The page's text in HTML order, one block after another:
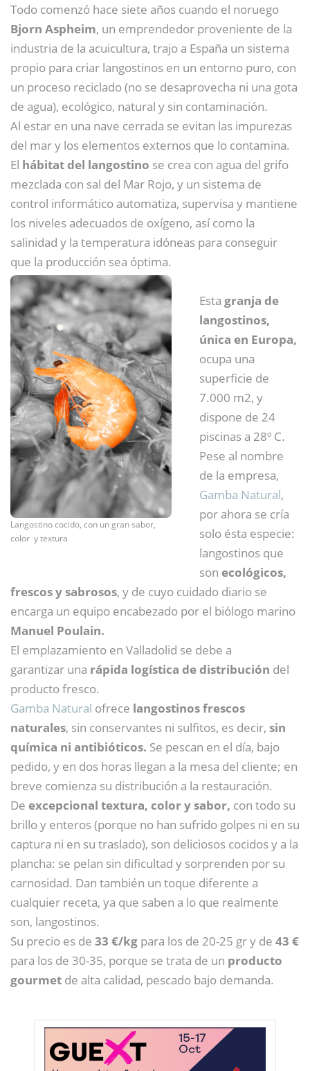
Todo comenzó hace siete años cuando el noruego
Bjorn Aspheim, un emprendedor proveniente de la
industria de la acuicultura, trajo a España un sistema
propio para criar langostinos en un entorno puro, con
un proceso reciclado (no se desaprovecha ni una gota
de agua), ecológico, natural y sin contaminación.
Al estar en una nave cerrada se evitan las impurezas
del mar y los elementos externos que lo contamina.
El hábitat del langostino se crea con agua del grifo
mezclada con sal del Mar Rojo, y un sistema de
control informático automatiza, supervisa y mantiene
los niveles adecuados de oxígeno, así como la
salinidad y la temperatura idóneas para conseguir
que la producción sea óptima.
Langostino cocido, con un gran sabor,
color y textura
Esta granja de
langostinos,
única en Europa,
ocupa una
superficie de
7.000 m2, y
dispone de 24
piscinas a 28º C.
Pese al nombre
de la empresa,
Gamba Natural,
por ahora se cría
solo ésta especie:
langostinos que
son ecológicos,
frescos y sabrosos, y de cuyo cuidado diario se
encarga un equipo encabezado por el biólogo marino
Manuel Poulain.
El emplazamiento en Valladolid se debe a
garantizar una rápida logística de distribución del
producto fresco.
Gamba Natural ofrece langostinos frescos
naturales, sin conservantes ni sulfitos, es decir, sin
química ni antibióticos. Se pescan en el día, bajo
pedido, y en dos horas llegan a la mesa del cliente; en
breve comienza su distribución a la restauración.
De excepcional textura, color y sabor, con todo su
brillo y enteros (porque no han sufrido golpes ni en su
captura ni en su traslado), son deliciosos cocidos y a la
plancha: se pelan sin dificultad y sorprenden por su
carnosidad. Dan también un toque diferente a
cualquier receta, ya que saben a lo que realmente
son, langostinos.
Su precio es de 33 €/kg para los de 20-25 gr y de 43 €
para los de 30-35, porque se trata de un producto
gourmet de alta calidad, pescado bajo demanda.